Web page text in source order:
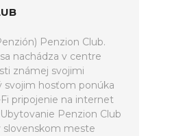
Penzion Club.
nachádza v centre
známej svojimi
svojim hosťom ponúka
pripojenie na internet
Penzion Club
slovenskom meste